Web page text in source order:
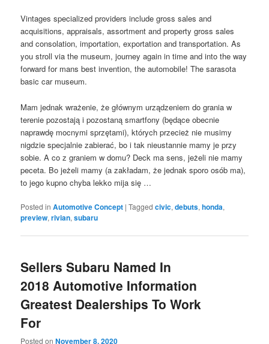
Vintages specialized providers include gross sales and
acquisitions, appraisals, assortment and property gross sales
and consolation, importation, exportation and transportation. As
you stroll via the museum, journey again in time and into the way
forward for mans best invention, the automobile! The sarasota
basic car museum.
Mam jednak wrażenie, że głównym urządzeniem do grania w
terenie pozostają i pozostaną smartfony (będące obecnie
naprawdę mocnymi sprzętami), których przecież nie musimy
nigdzie specjalnie zabierać, bo i tak nieustannie mamy je przy
sobie. A co z graniem w domu? Deck ma sens, jeżeli nie mamy
peceta. Bo jeżeli mamy (a zakładam, że jednak sporo osób ma),
to jego kupno chyba lekko mija się …
Posted in Automotive Concept |Tagged civic,debuts,honda,
preview,rivian,subaru
Sellers Subaru Named In
2018 Automotive Information
Greatest Dealerships To Work
For
Posted onNovember 8, 2020